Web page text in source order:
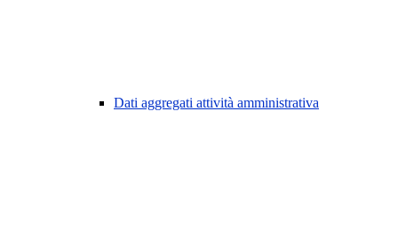
Dati aggregati attività amministrativa